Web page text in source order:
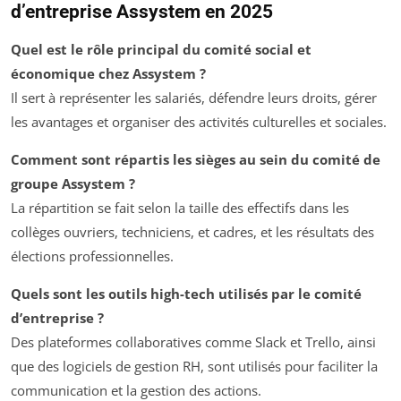
d’entreprise Assystem en 2025
Quel est le rôle principal du comité social et
économique chez Assystem ?
Il sert à représenter les salariés, défendre leurs droits, gérer
les avantages et organiser des activités culturelles et sociales.
Comment sont répartis les sièges au sein du comité de
groupe Assystem ?
La répartition se fait selon la taille des effectifs dans les
collèges ouvriers, techniciens, et cadres, et les résultats des
élections professionnelles.
Quels sont les outils high-tech utilisés par le comité
d’entreprise ?
Des plateformes collaboratives comme Slack et Trello, ainsi
que des logiciels de gestion RH, sont utilisés pour faciliter la
communication et la gestion des actions.